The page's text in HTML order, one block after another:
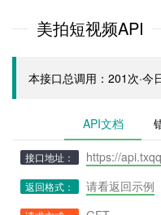
美拍短视频API
本接口总调用：201次·今
API文档
接口地址： https://
返回格式： 请看返回示例